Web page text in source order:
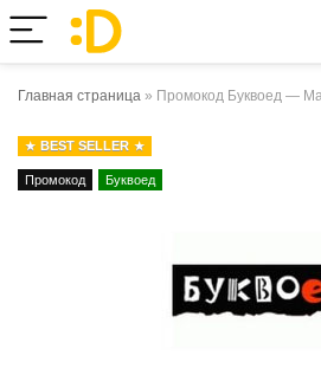
Главная страница » Промокод Буквоед —
BEST SELLER
Промокод Буквоед